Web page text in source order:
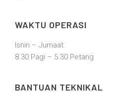
WAKTU OPERASI
Isnin – Jumaat:
8.30 Pagi – 5.30 Petang
BANTUAN TEKNIKAL